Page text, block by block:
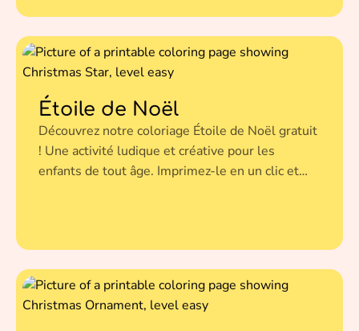
Étoile de Noël
Découvrez notre coloriage Étoile de Noël gratuit
! Une activité ludique et créative pour les
enfants de tout âge. Imprimez-le en un clic et